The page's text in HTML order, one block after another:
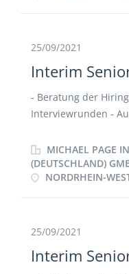
25/09/2021
Interim
- Beratung der
Interviewrunden -
Unterstützung
Beratung der
Konzeptes für die
MICHAEL PAGE
(DEUTSCHLAND)
NORDRHEIN-
25/09/2021
Interim